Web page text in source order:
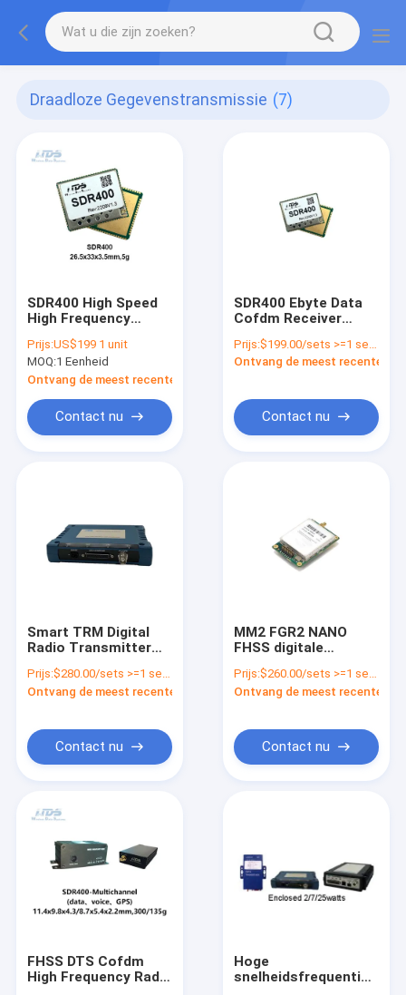
Draadloze Gegevenstransmissie (7)
SDR400 High Speed
High Frequency
Digital Radio Module
Prijs:US$199 1 unit
MOQ:1 Eenheid
Ontvang de meest recente Prijs
Contact nu
SDR400 Ebyte Data
Cofdm Receiver
Module
Prijs:$199.00/sets >=1 sets
Ontvang de meest recente
Contact nu
Smart TRM Digital
Radio Transmitter
Transceiver Module
Prijs:$280.00/sets >=1 sets
Ontvang de meest recente Prijs
Contact nu
MM2 FGR2 NANO
FHSS digitale
ontvanger
Prijs:$260.00/sets >=1 sets
Ontvang de meest recente
Contact nu
FHSS DTS Cofdm
High Frequency Radio
Hoge
snelheidsfrequentie